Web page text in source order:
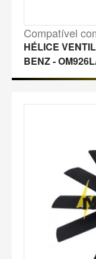
Compatível
HÉLICE
BENZ -